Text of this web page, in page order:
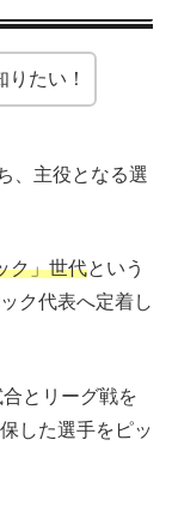
たい！
、主役となる選
ク」世代という
ク代表へ定着し
とリーグ戦を
した選手をピッ